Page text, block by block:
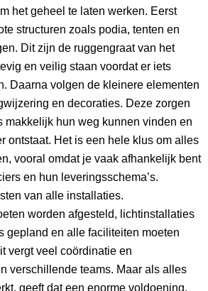
het geheel te laten werken. Eerst
structuren zoals podia, tenten en
Dit zijn de ruggengraat van het
en veilig staan voordat er iets
Daarna volgen de kleinere elementen
en decoraties. Deze zorgen
makkelijk hun weg kunnen vinden en
ontstaat. Het is een hele klus om alles
vooral omdat je vaak afhankelijk bent
en hun leveringsschema’s.
van alle installaties.
worden afgesteld, lichtinstallaties
gepland en alle faciliteiten moeten
vergt veel coördinatie en
verschillende teams. Maar als alles
geeft dat een enorme voldoening.